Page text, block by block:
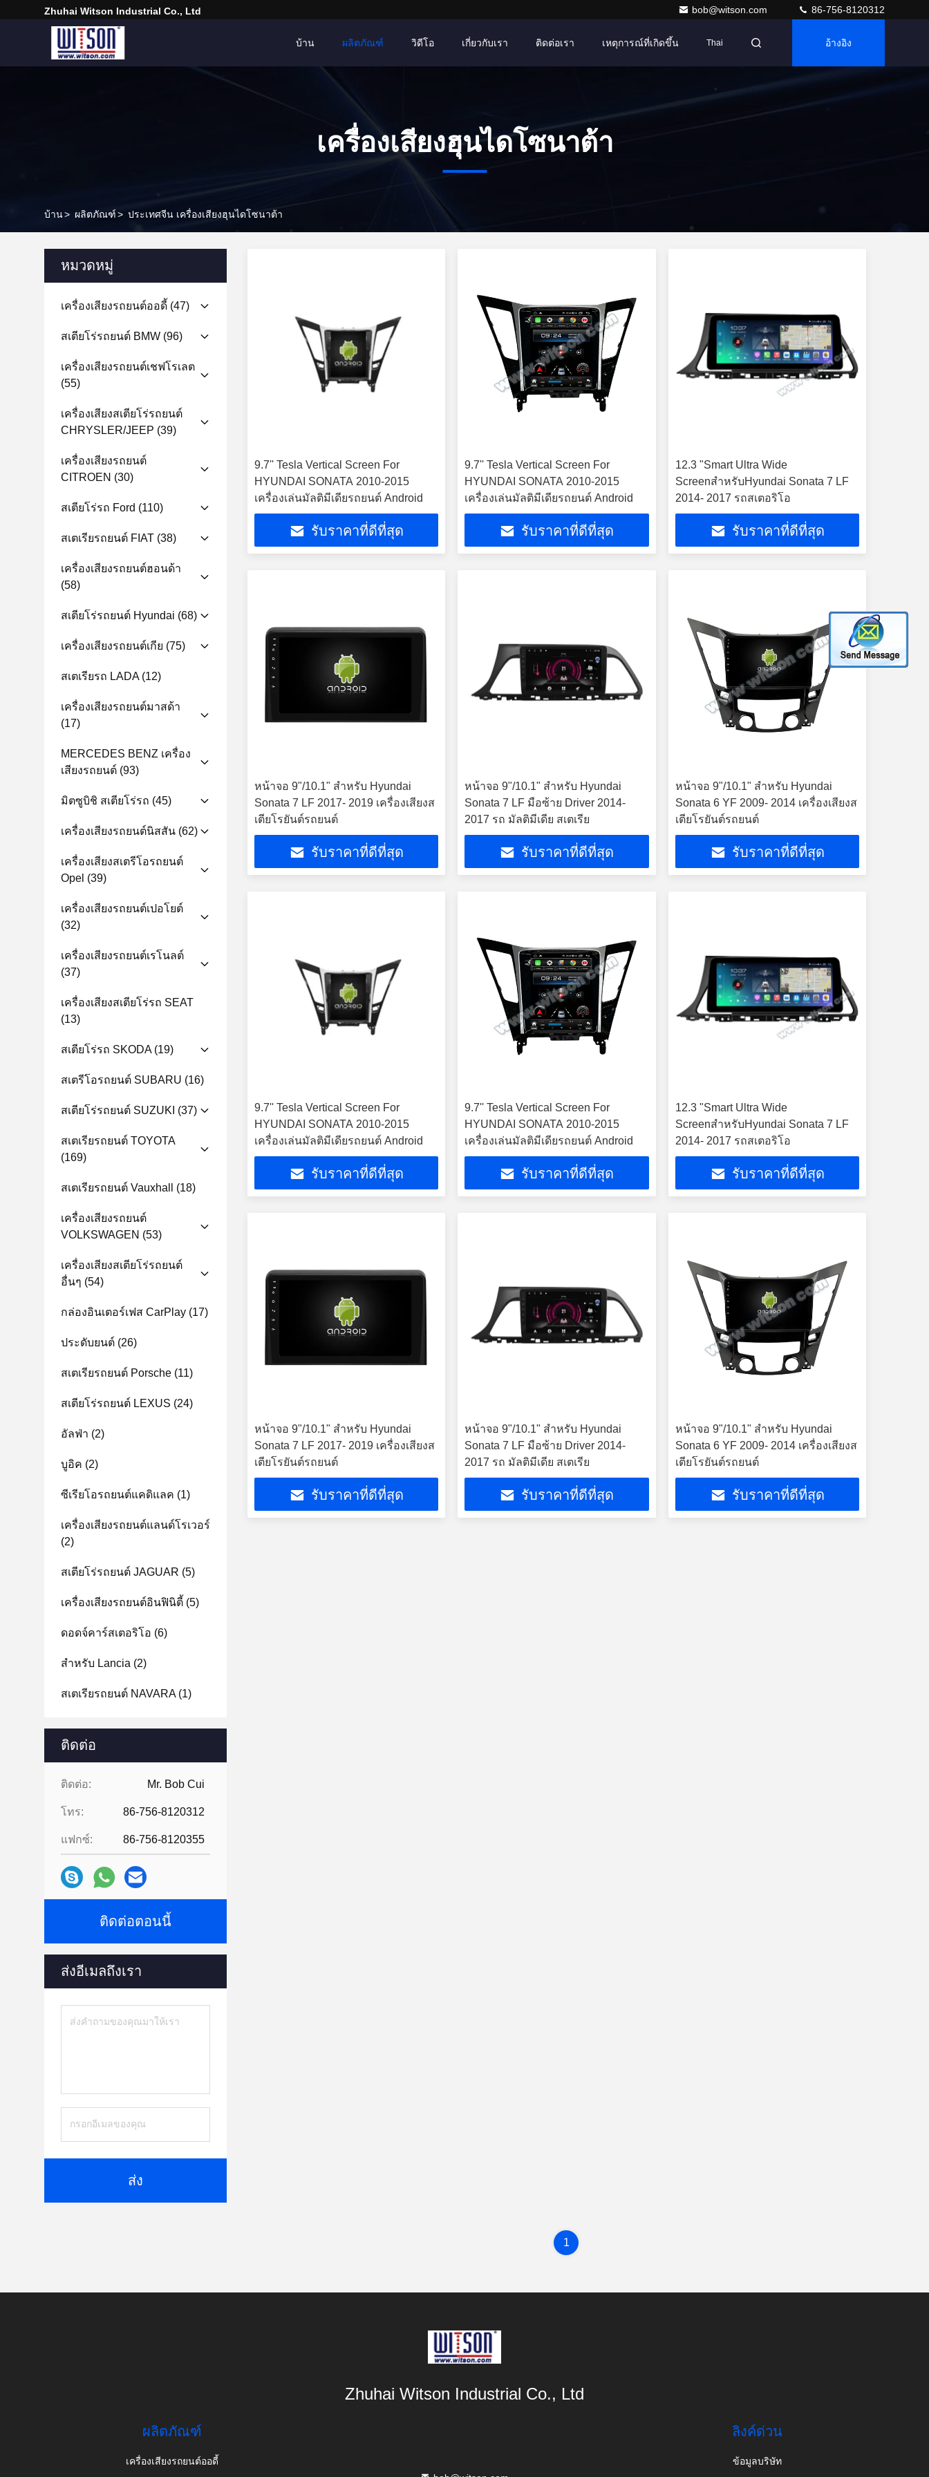
Zhuhai Witson Industrial Co., Ltd bob@witson.com 86-756-8120312
บ้าน ผลิตภัณฑ์ วิดีโอ เกี่ยวกับเรา ติดต่อเรา เหตุการณ์ที่เกิดขึ้น Thai อ้างอิง
เครื่องเสียงฮุนไดโซนาต้า
บ้าน> ผลิตภัณฑ์> ประเทศจีน เครื่องเสียงฮุนไดโซนาต้า
หมวดหมู่
เครื่องเสียงรถยนต์ออดี้ (47)
สเตียโร่รถยนต์ BMW (96)
เครื่องเสียงรถยนต์เชฟโรเลต
(55)
เครื่องเสียงสเตียโร่รถยนต์
CHRYSLER/JEEP (39)
เครื่องเสียงรถยนต์
CITROEN (30)
สเตียโร่รถ Ford (110)
สเตเรียรถยนต์ FIAT (38)
เครื่องเสียงรถยนต์ฮอนด้า
(58)
สเตียโร่รถยนต์ Hyundai (68)
เครื่องเสียงรถยนต์เกีย (75)
สเตเรียรถ LADA(12)
เครื่องเสียงรถยนต์มาสด้า
(17)
MERCEDES BENZ เครื่อง
เสียงรถยนต์ (93)
มิตซูบิชิ สเตียโร่รถ (45)
เครื่องเสียงรถยนต์นิสสัน (62)
เครื่องเสียงสเตรีโอรถยนต์
Opel (39)
เครื่องเสียงรถยนต์เปอโยต์
(32)
เครื่องเสียงรถยนต์เรโนลต์
(37)
เครื่องเสียงสเตียโร่รถ SEAT
(13)
สเตียโร่รถ SKODA(19)
สเตรีโอรถยนต์ SUBARU (16)
สเตียโร่รถยนต์ SUZUKI (37)
สเตเรียรถยนต์ TOYOTA
(169)
สเตเรียรถยนต์ Vauxhall (18)
เครื่องเสียงรถยนต์
VOLKSWAGEN (53)
เครื่องเสียงสเตียโร่รถยนต์
อื่นๆ (54)
กล่องอินเตอร์เฟส CarPlay (17)
ประดับยนต์ (26)
สเตเรียรถยนต์ Porsche (11)
สเตียโร่รถยนต์ LEXUS (24)
อัลฟ่า (2)
บูอิค (2)
ซีเรียโอรถยนต์แคดิแลค (1)
เครื่องเสียงรถยนต์แลนด์โรเวอร์
(2)
สเตียโร่รถยนต์ JAGUAR (5)
เครื่องเสียงรถยนต์อินฟินิตี้ (5)
ดอดจ์คาร์สเตอริโอ (6)
สําหรับ Lancia (2)
สเตเรียรถยนต์ NAVARA(1)
ติดต่อ
ติดต่อ: Mr. Bob Cui
โทร: 86-756-8120312
แฟกซ์: 86-756-8120355
ติดต่อตอนนี้
ส่งอีเมลถึงเรา
ส่ง
9.7'' Tesla Vertical Screen For
HYUNDAI SONATA 2010-2015
เครื่องเล่นมัลติมีเดียรถยนต์ Android
รับราคาที่ดีที่สุด
9.7'' Tesla Vertical Screen For
HYUNDAI SONATA 2010-2015
เครื่องเล่นมัลติมีเดียรถยนต์ Android
รับราคาที่ดีที่สุด
12.3 "Smart Ultra Wide
ScreenสำหรับHyundai Sonata 7 LF
2014- 2017 รถสเตอริโอ
รับราคาที่ดีที่สุด
หน้าจอ 9"/10.1" สําหรับ Hyundai
Sonata 7 LF 2017- 2019 เครื่องเสียงส
เตียโรยันต์รถยนต์
รับราคาที่ดีที่สุด
หน้าจอ 9"/10.1" สําหรับ Hyundai
Sonata 7 LF มือซ้าย Driver 2014-
2017 รถ มัลติมีเดีย สเตเรีย
รับราคาที่ดีที่สุด
หน้าจอ 9"/10.1" สําหรับ Hyundai
Sonata 6 YF 2009- 2014 เครื่องเสียงส
เตียโรยันต์รถยนต์
รับราคาที่ดีที่สุด
9.7'' Tesla Vertical Screen For
HYUNDAI SONATA 2010-2015
เครื่องเล่นมัลติมีเดียรถยนต์ Android
รับราคาที่ดีที่สุด
9.7'' Tesla Vertical Screen For
HYUNDAI SONATA 2010-2015
เครื่องเล่นมัลติมีเดียรถยนต์ Android
รับราคาที่ดีที่สุด
12.3 "Smart Ultra Wide
ScreenสำหรับHyundai Sonata 7 LF
2014- 2017 รถสเตอริโอ
รับราคาที่ดีที่สุด
หน้าจอ 9"/10.1" สําหรับ Hyundai
Sonata 7 LF 2017- 2019 เครื่องเสียงส
เตียโรยันต์รถยนต์
รับราคาที่ดีที่สุด
หน้าจอ 9"/10.1" สําหรับ Hyundai
Sonata 7 LF มือซ้าย Driver 2014-
2017 รถ มัลติมีเดีย สเตเรีย
รับราคาที่ดีที่สุด
หน้าจอ 9"/10.1" สําหรับ Hyundai
Sonata 6 YF 2009- 2014 เครื่องเสียงส
เตียโรยันต์รถยนต์
รับราคาที่ดีที่สุด
1
Zhuhai Witson Industrial Co., Ltd
ผลิตภัณฑ์
เครื่องเสียงรถยนต์ออดี้
ลิงค์ด่วน
ข้อมูลบริษัท